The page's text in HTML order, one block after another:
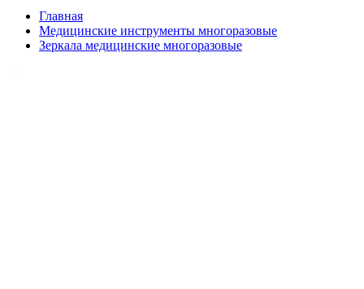
Главная
Медицинские инструменты многоразовые
Зеркала медицинские многоразовые